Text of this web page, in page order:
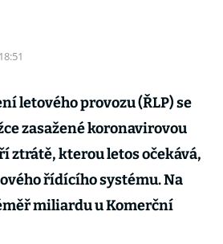
18:51
letového provozu (ŘLP) se
zasažené koronavirovou
ztrátě, kterou letos očekává,
řídícího systému. Na
miliardu u Komerční